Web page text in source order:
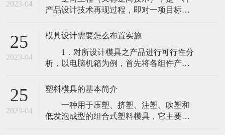
么是精密注塑？联星来告诉你 精密注塑是
2023-04
产品设计技术再现过程，即对一项目标产
该产品的处理流程、组织结构、功能特性
近，但又不完全一样的产品。逆向工程源
于商业及军事领域中的硬件分析。其主要
情况下，直接
25
2023-04
模具设计需要怎么布置实施
1．对所设计模具之产品进行可行性分
析，以电脑机箱为例，首先将各组件产品
作中所说的套图，确保在模具设计之前各
组件在整个机箱中的重要性，以确定重点
尺寸，这样在模具设计中很有好处的，具
25
2023-04
塑料模具的基本简介
一种用于压塑、挤塑、注塑、吹塑和
低发泡成型的组合式塑料模具，它主要包